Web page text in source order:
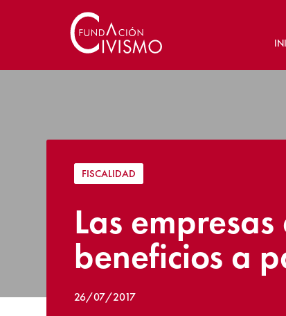
FISCALIDAD
Las
beneficios a
26/07/2017